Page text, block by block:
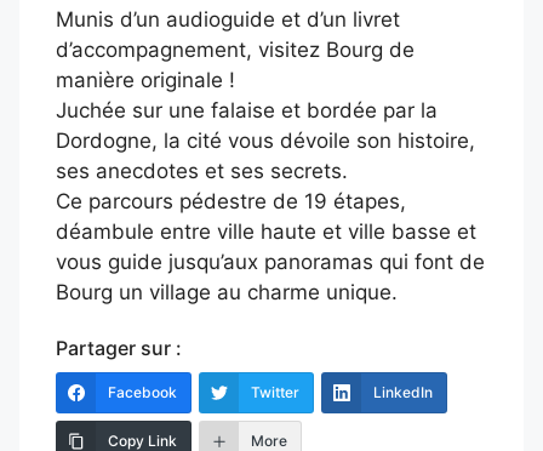
Munis d’un audioguide et d’un livret
d’accompagnement, visitez Bourg de
manière originale !
Juchée sur une falaise et bordée par la
Dordogne, la cité vous dévoile son histoire,
ses anecdotes et ses secrets.
Ce parcours pédestre de 19 étapes,
déambule entre ville haute et ville basse et
vous guide jusqu’aux panoramas qui font de
Bourg un village au charme unique.
Partager sur :
Facebook Twitter LinkedIn
Copy Link More